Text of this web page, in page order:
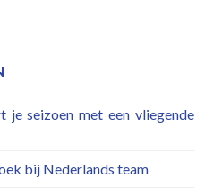
je seizoen met een vliegende
bij Nederlands team